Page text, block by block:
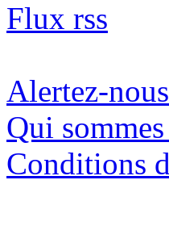
Flux rss
Alertez-
Qui
Conditions